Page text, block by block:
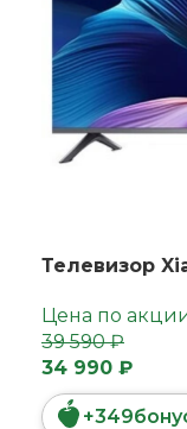
Телевизор
Цена по
34 990 ₽
+349
39 590 ₽